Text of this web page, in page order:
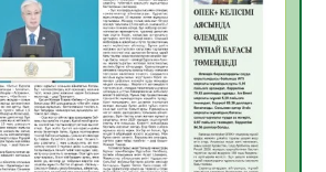
«ЖАСЫЛ ЕЛ» ЕҢБЕК
ҚАТЫСУЫМЕН
СЕНБІЛІК ӨТТІ
18
тізімі шықты
19